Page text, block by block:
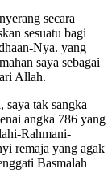
secara
sesuatu bagi
Nya. yang
saya sebagai
Allah.
tak sangka
angka 786 yang
Rahmani-
remaja yang agak
Basmalah